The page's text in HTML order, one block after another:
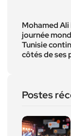
Mohamed
journée
Tunisie
côtés de ses
Postes